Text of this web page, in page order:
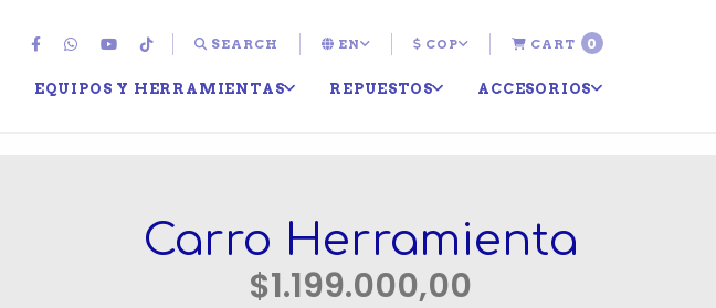
SEARCH EN COP CART 0
EQUIPOS Y HERRAMIENTAS REPUESTOS ACCESORIOS
Carro Herramienta
$1.199.000,00